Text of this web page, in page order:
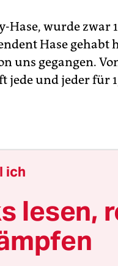
Hase, wurde zwar
Hase gehabt
uns gegangen.
jede und jeder für
ich
lesen,